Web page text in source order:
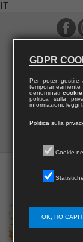
IT
GDPR
Per poter gestire
denominati cookie
politica sulla
informazioni, leggi
Politica sulla
Cookie
Statistiche
OK, HO